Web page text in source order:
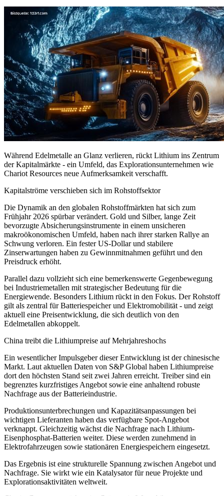
Während Edelmetalle an Glanz verlieren, rückt Lithium ins Zentrum
der Kapitalmärkte - ein Umfeld, das Explorationsunternehmen wie
Chariot Resources neue Aufmerksamkeit verschafft.
Kapitalströme verschieben sich im Rohstoffsektor
Die Dynamik an den globalen Rohstoffmärkten hat sich zum
Frühjahr 2026 spürbar verändert. Gold und Silber, lange Zeit
bevorzugte Absicherungsinstrumente in einem unsicheren
makroökonomischen Umfeld, haben nach ihrer starken Rallye an
Schwung verloren. Ein fester US-Dollar und stabilere
Zinserwartungen haben zu Gewinnmitnahmen geführt und den
Preisdruck erhöht.
Parallel dazu vollzieht sich eine bemerkenswerte Gegenbewegung
bei Industriemetallen mit strategischer Bedeutung für die
Energiewende. Besonders Lithium rückt in den Fokus. Der Rohstoff
gilt als zentral für Batteriespeicher und Elektromobilität - und zeigt
aktuell eine Preisentwicklung, die sich deutlich von den
Edelmetallen abkoppelt.
China treibt die Lithiumpreise auf Mehrjahreshochs
Ein wesentlicher Impulsgeber dieser Entwicklung ist der chinesische
Markt. Laut aktuellen Daten von S&P Global haben Lithiumpreise
dort den höchsten Stand seit zwei Jahren erreicht. Treiber sind ein
begrenztes kurzfristiges Angebot sowie eine anhaltend robuste
Nachfrage aus der Batterieindustrie.
Produktionsunterbrechungen und Kapazitätsanpassungen bei
wichtigen Lieferanten haben das verfügbare Spot-Angebot
verknappt. Gleichzeitig wächst die Nachfrage nach Lithium-
Eisenphosphat-Batterien weiter. Diese werden zunehmend in
Elektrofahrzeugen sowie stationären Energiespeichern eingesetzt.
Das Ergebnis ist eine strukturelle Spannung zwischen Angebot und
Nachfrage. Sie wirkt wie ein Katalysator für neue Projekte und
Explorationsaktivitäten weltweit.